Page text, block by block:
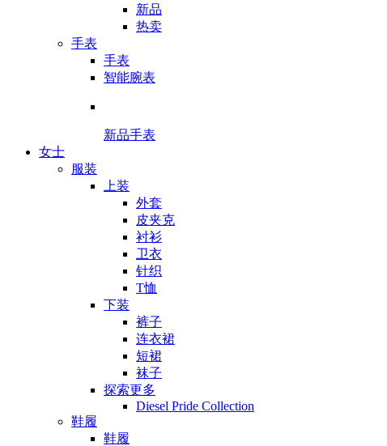
新品
热卖
手表
手表
智能腕表
新品手表
女士
服装
上装
外套
皮夹克
衬衫
卫衣
针织
T恤
下装
裤子
连衣裙
短裙
袜子
探索更多
Diesel Pride Collection
鞋履
鞋履